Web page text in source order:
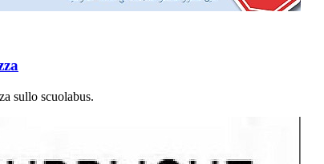
sullo scuolabus.